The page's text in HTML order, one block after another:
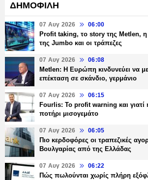
ΔΗΜΟΦΙΛΗ
07 Αυγ 2026 06:00
Profit taking, το story της Metlen,
της Jumbo και οι τράπεζες
07 Αυγ 2026 06:08
Metlen: Η Ευρώπη κινδυνεύει να
επέκταση σε σκάνδιο, γερμάνιο
07 Αυγ 2026 06:15
Fourlis: Το profit warning και γιατί
ποτήρι μισογεμάτο
07 Αυγ 2026 06:05
Πιο κερδοφόρες οι τραπεζικές
Βουλγαρίας από της Ελλάδας
07 Αυγ 2026 06:22
Πώς πωλούνται χωρίς πλήρη